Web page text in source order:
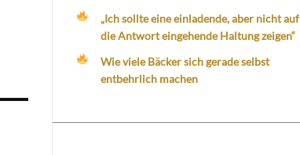
„Ich sollte eine einladende, aber nicht auf
die Antwort eingehende Haltung zeigen“
Wie viele Bäcker sich gerade selbst
entbehrlich machen